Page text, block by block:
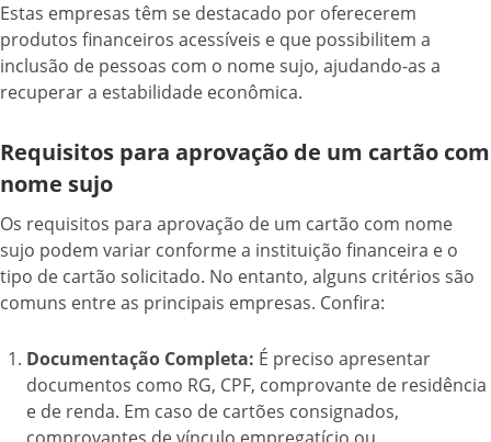
Estas empresas têm se destacado por oferecerem
produtos financeiros acessíveis e que possibilitem a
inclusão de pessoas com o nome sujo, ajudando-as a
recuperar a estabilidade econômica.
Requisitos para aprovação de um cartão com
nome sujo
Os requisitos para aprovação de um cartão com nome
sujo podem variar conforme a instituição financeira e o
tipo de cartão solicitado. No entanto, alguns critérios são
comuns entre as principais empresas. Confira:
Documentação Completa: É preciso apresentar
documentos como RG, CPF, comprovante de residência
e de renda. Em caso de cartões consignados,